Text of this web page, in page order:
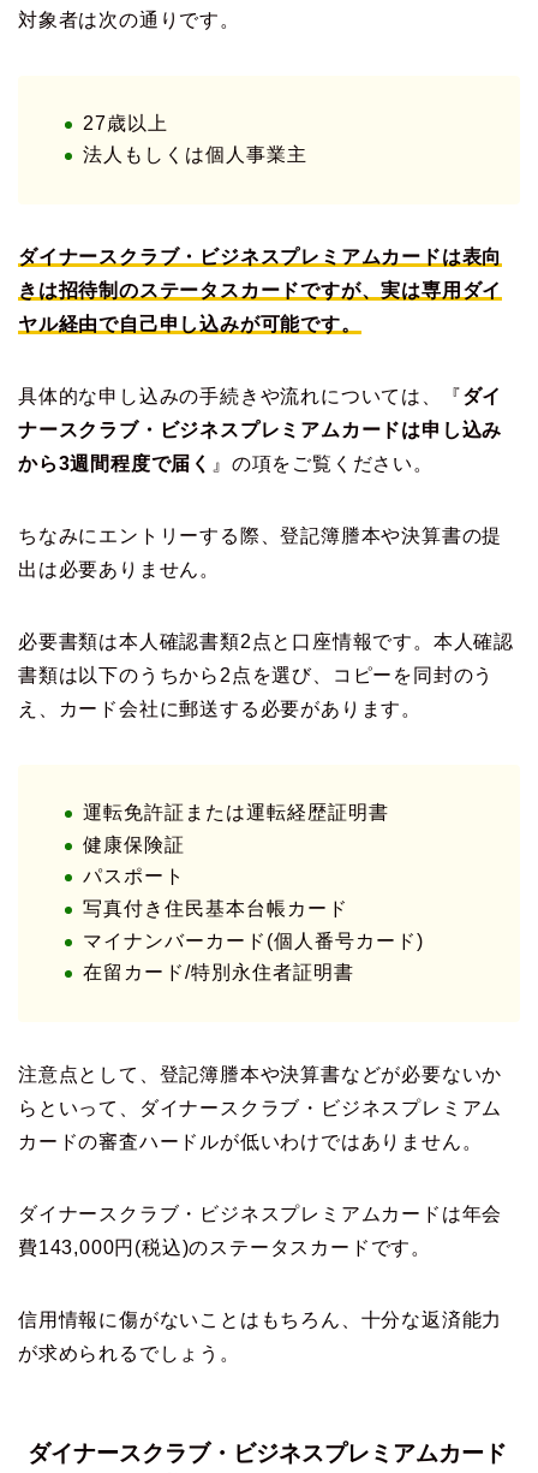
対象者は次の通りです。
27歳以上
法人もしくは個人事業主
ダイナースクラブ・ビジネスプレミアムカードは表向
きは招待制のステータスカードですが、実は専用ダイ
ヤル経由で自己申し込みが可能です。
具体的な申し込みの手続きや流れについては、『ダイ
ナースクラブ・ビジネスプレミアムカードは申し込み
から3週間程度で届く 』の項をご覧ください。
ちなみにエントリーする際、登記簿謄本や決算書の提
出は必要ありません。
必要書類は本人確認書類2点と口座情報です。本人確認
書類は以下のうちから2点を選び、コピーを同封のう
え、カード会社に郵送する必要があります。
運転免許証または運転経歴証明書
健康保険証
パスポート
写真付き住民基本台帳カード
マイナンバーカード(個人番号カード)
在留カード/特別永住者証明書
注意点として、登記簿謄本や決算書などが必要ないか
らといって、ダイナースクラブ・ビジネスプレミアム
カードの審査ハードルが低いわけではありません。
ダイナースクラブ・ビジネスプレミアムカードは年会
費143,000円(税込)のステータスカードです。
信用情報に傷がないことはもちろん、十分な返済能力
が求められるでしょう。
ダイナースクラブ・ビジネスプレミアムカード